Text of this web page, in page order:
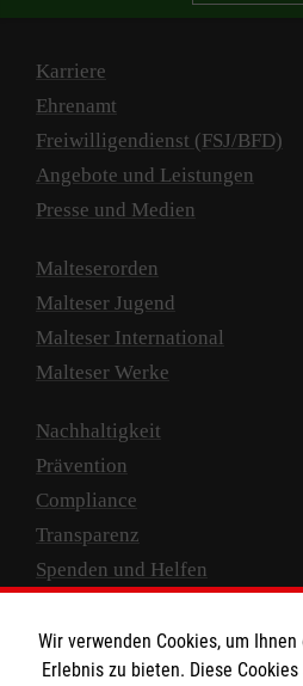
Karriere
Ehrenamt
Freiwilligendienst (FSJ/BFD)
Angebote und Leistungen
Presse und Medien
Malteserorden
Malteser Jugend
Malteser International
Malteser Werke
Nachhaltigkeit
Prävention
Compliance
Transparenz
Spenden und Helfen
Empfänger: Malteser
Wir verwenden Cookies, um
Erlebnis zu bieten. Diese